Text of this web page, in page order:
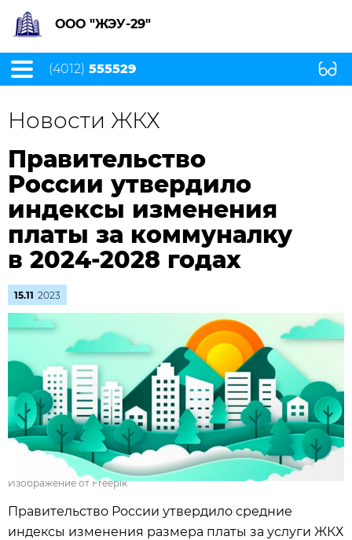
ООО "ЖЭУ-29"
(4012) 555529
Новости ЖКХ
Правительство
России утвердило
индексы изменения
платы за коммуналку
в 2024-2028 годах
15.11 2023
Изображение от Freepik
Правительство России утвердило средние
индексы изменения размера платы за услуги ЖКХ